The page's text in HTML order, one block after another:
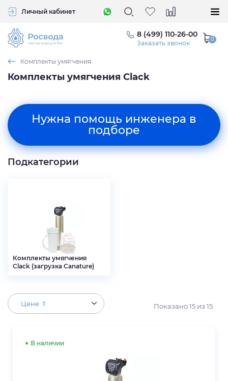
Личный кабинет
8 (499) 110-26-00
Заказать звонок
Комплекты умягчения
Комплекты умягчения Clack
Нужна помощь инженера в
подборе
Подкатегории
Комплекты умягчения
Clack (загрузка Canature)
Показано15 из 15
Цене ⇑
В наличии